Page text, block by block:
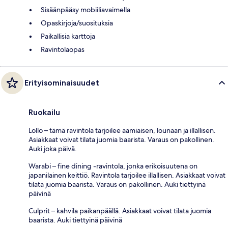
Sisäänpääsy mobiiliavaimella
Opaskirjoja/suosituksia
Paikallisia karttoja
Ravintolaopas
Erityisominaisuudet
Ruokailu
Lollo – tämä ravintola tarjoilee aamiaisen, lounaan ja illallisen.
Asiakkaat voivat tilata juomia baarista. Varaus on pakollinen.
Auki joka päivä.
Warabi – fine dining -ravintola, jonka erikoisuutena on
japanilainen keittiö. Ravintola tarjoilee illallisen. Asiakkaat voivat
tilata juomia baarista. Varaus on pakollinen. Auki tiettyinä
päivinä
Culprit – kahvila paikanpäällä. Asiakkaat voivat tilata juomia
baarista. Auki tiettyinä päivinä